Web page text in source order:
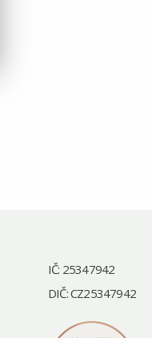
IČ: 25347942
DIČ: CZ25347942